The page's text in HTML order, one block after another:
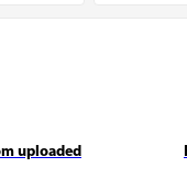
uploaded